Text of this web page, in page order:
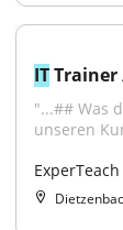
IT Trainer
"...## Was
unseren
ExperTeach